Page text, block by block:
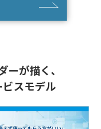
が描く、
スモデル